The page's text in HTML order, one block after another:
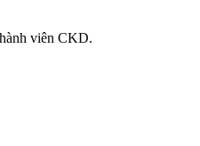
viên CKD.